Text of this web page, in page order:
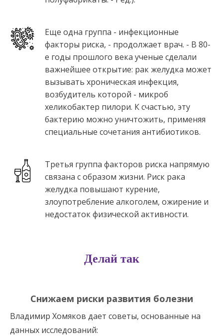
Еще одна группа - инфекционные
факторы риска, - продолжает врач. - В 80-
е годы прошлого века ученые сделали
важнейшее открытие: рак желудка может
вызывать хроническая инфекция,
возбудитель которой - микроб
хеликобактер пилори. К счастью, эту
бактерию можно уничтожить, применяя
специальные сочетания антибиотиков.
Третья группа факторов риска напрямую
связана с образом жизни. Риск рака
желудка повышают курение,
злоупотребление алкоголем, ожирение и
недостаток физической активности.
Делай так
Снижаем риски развития болезни
Владимир Хомяков дает советы, основанные на
данных исследований: